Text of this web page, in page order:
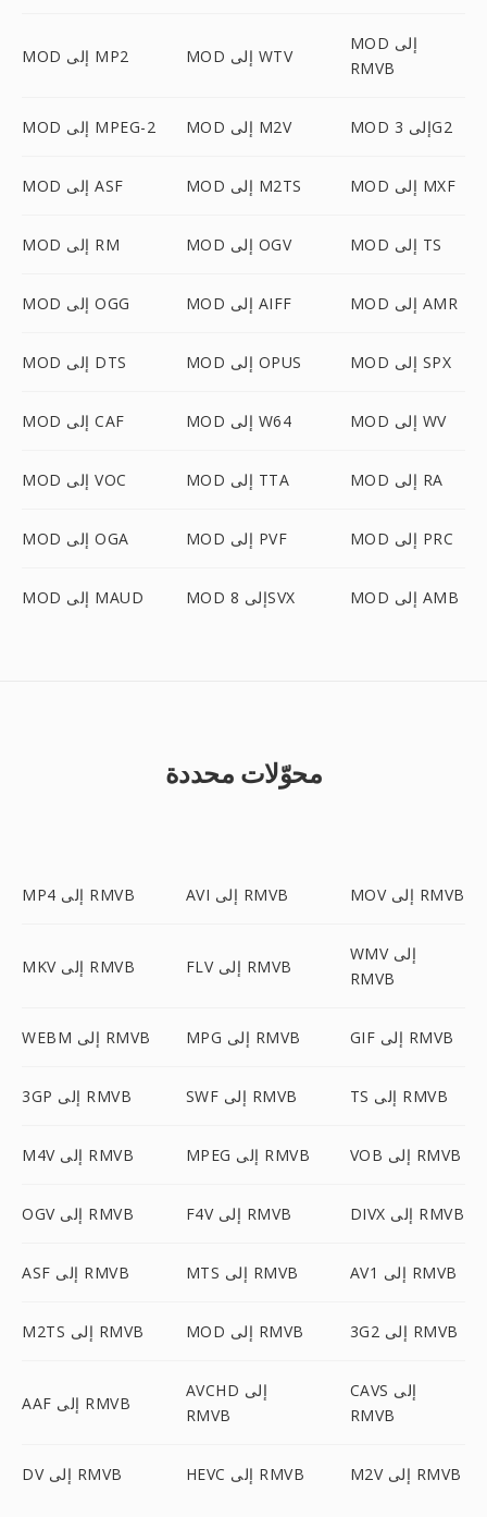
MOD إلى MP2 MOD إلى WTV
MOD إلى
RMVB
MOD إلى MPEG-2 MOD إلى M2V MOD إلى 3G2
MOD إلى ASF MOD إلى M2TS MOD إلى MXF
MOD إلى RM MOD إلى OGV MOD إلى TS
MOD إلى OGG MOD إلى AIFF MOD إلى AMR
MOD إلى DTS MOD إلى OPUS MOD إلى SPX
MOD إلى CAF MOD إلى W64 MOD إلى WV
MOD إلى VOC MOD إلى TTA MOD إلى RA
MOD إلى OGA MOD إلى PVF MOD إلى PRC
MOD إلى MAUD MOD إلى 8SVX MOD إلى AMB
محوّلات محددة
MP4 إلى RMVB AVI إلى RMVB MOV إلى RMVB
MKV إلى RMVB FLV إلى RMVB
WMV إلى
RMVB
WEBM إلى RMVB MPG إلى RMVB GIF إلى RMVB
3GP إلى RMVB SWF إلى RMVB TS إلى RMVB
M4V إلى RMVB MPEG إلى RMVB VOB إلى RMVB
OGV إلى RMVB F4V إلى RMVB DIVX إلى RMVB
ASF إلى RMVB MTS إلى RMVB AV1 إلى RMVB
M2TS إلى RMVB MOD إلى RMVB 3G2 إلى RMVB
AAF إلى RMVB
AVCHD إلى
RMVB
CAVS إلى
RMVB
DV إلى RMVB HEVC إلى RMVB M2V إلى RMVB